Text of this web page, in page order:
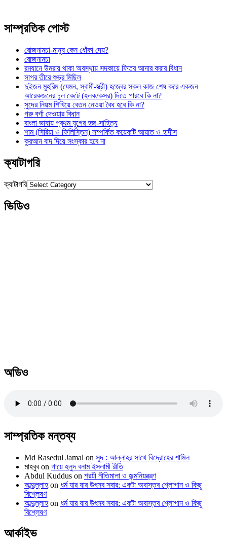
সাম্প্রতিক পোস্ট
রোজনামচা-মানুষ কেন ধোঁকা দেয়?
রোজনামচা
রমযানে উমরায় থাকা অবস্থায় সদকায়ে ফিতর আদার করার বিধান
সাগর তীরে শুভ্র মিছিল
দুইজন মুহরিম (যেমন, স্বামী-স্ত্রী) হজ্বের সকল কাজ শেষ করে একজন
আরেকজনের চুল কেটে (হলক/কসর) দিতে পারবে কি না?
সুদের নিয়ম শিখিয়ে বেতন নেওয়া বৈধ হবে কি না?
গরু বর্গা দেওয়ার বিধান
বাংলা ভাষায় প্রথম যুগের হজ-সাহিত্য
শাম (সিরিয়া ও ফিলিস্তিন) সম্পর্কিত কয়েকটি আয়াত ও হাদীস
কুরআন বাদ দিয়ে সংস্কার হবে না
ক্যাটাগরি
ক্যাটাগরি
ভিডিও
অডিও
সাম্প্রতিক মন্তব্য
Md Rasedul Jamal on সুদ : আল্লাহর সাথে বিদ্রোহের শামিল
মাহবুবon গায়ে হলুদ বনাম ইসলামী রীতি
Abdul Kuddus on শরয়ী নীতিমালা ও জন্মনিয়ন্ত্রণ
আব্দুল্লাহon ধর্ম যার যার উৎসব সবার: একটা অবাস্তব শ্লোগান ও কিছু
বিশ্লেষণ
আব্দুল্লাহon ধর্ম যার যার উৎসব সবার: একটা অবাস্তব শ্লোগান ও কিছু
বিশ্লেষণ
আর্কাইভ